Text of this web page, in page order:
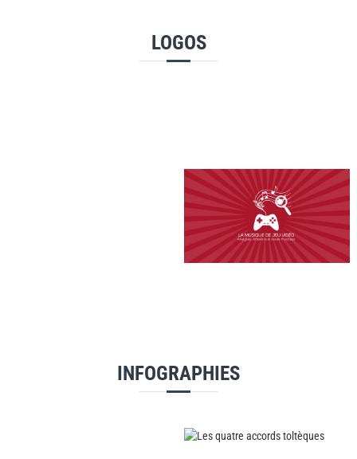
LOGOS
INFOGRAPHIES